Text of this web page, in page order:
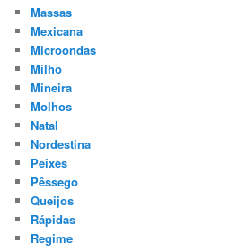
Massas
Mexicana
Microondas
Milho
Mineira
Molhos
Natal
Nordestina
Peixes
Pêssego
Queijos
Rápidas
Regime